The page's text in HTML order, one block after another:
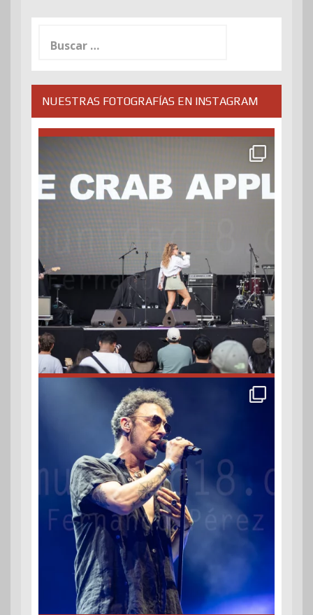
NUESTRAS FOTOGRAFÍAS EN INSTAGRAM